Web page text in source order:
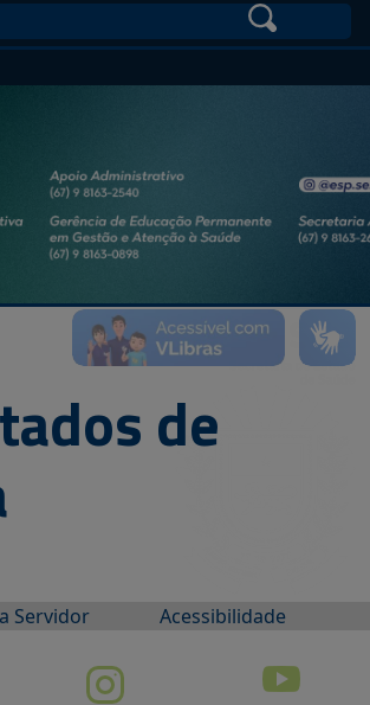
de
Servidor Acessibilidade